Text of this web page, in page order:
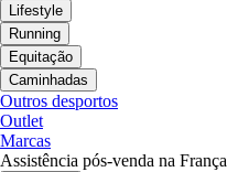
Lifestyle
Running
Equitação
Caminhadas
Outros desportos
Outlet
Marcas
Assistência pós-venda na França